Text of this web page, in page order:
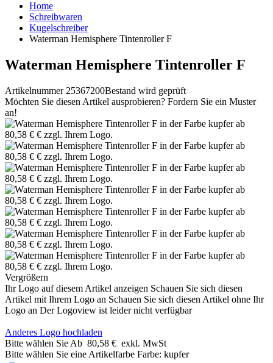
Home
Schreibwaren
Kugelschreiber
Waterman Hemisphere Tintenroller F
Waterman Hemisphere Tintenroller F
Artikelnummer 25367200Bestand wird geprüft
Möchten Sie diesen Artikel ausprobieren? Fordern Sie ein Muster
an!
Vergrößern
Ihr Logo auf diesem Artikel anzeigen Schauen Sie sich diesen
Artikel mit Ihrem Logo an Schauen Sie sich diesen Artikel ohne Ihr
Logo an Der Logoview ist leider nicht verfügbar
Anderes Logo hochladen
Bitte wählen Sie Ab 80,58 € exkl. MwSt
Bitte wählen Sie eine Artikelfarbe Farbe: kupfer